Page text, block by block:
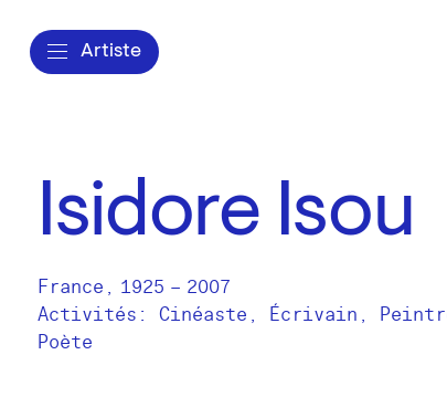
Artiste
Isidore Isou
France , 1925 – 2007
Activités: Cinéaste Écrivain
Poète